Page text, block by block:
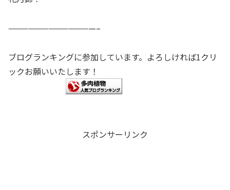
—————————————–
ブログランキングに参加しています。よろしければ1クリ
ックお願いいたします！
スポンサーリンク